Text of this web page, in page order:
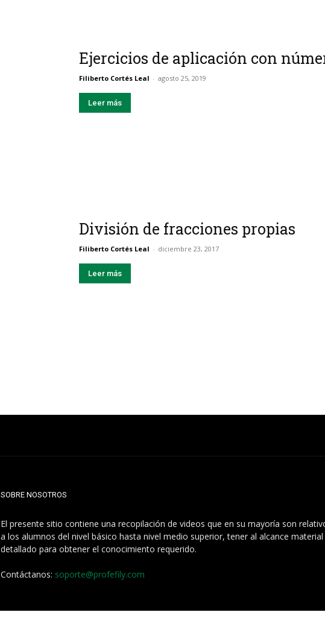
Ejercicios de aplicación con
Filiberto Cortés Leal - agosto 25, 2019
Leer más
División de fracciones propias
Filiberto Cortés Leal - diciembre 23, 2017
Leer más
SOBRE NOSOTROS
El presente sitio contiene una recopilación de videos que en su mayoría son
a los alumnos del nivel básico hasta nivel medio superior, tener al alcance
detallado para obtener el conocimiento requerido.
Contáctanos: soporte@profefily.com